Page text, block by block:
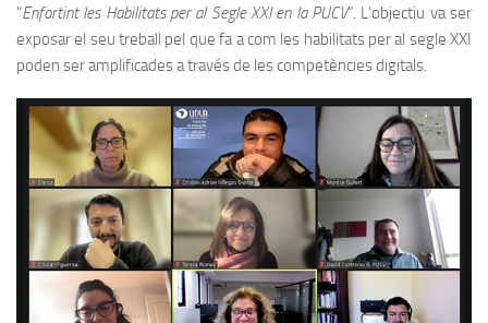
“Enfortint les Habilitats per al Segle XXI en la PUCV”. L’objectiu va ser
exposar el seu treball pel que fa a com les habilitats per al segle XXI
poden ser amplificades a través de les competències digitals.